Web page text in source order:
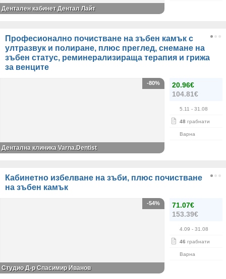
Дентален кабинет Дентал Лайт
Професионално почистване на зъбен камък с
ултразвук и полиране, плюс преглед, снемане на
зъбен статус, реминерализираща терапия и грижа
за венците
20.96€
104.81€
5.11 - 31.08
48 грабнати
Варна
-80%
Дентална клиника Varna.Dentist
Кабинетно избелване на зъби, плюс почистване
на зъбен камък
71.07€
153.39€
4.09 - 31.08
46 грабнати
Варна
-54%
Студио Д-р Спасимир Иванов